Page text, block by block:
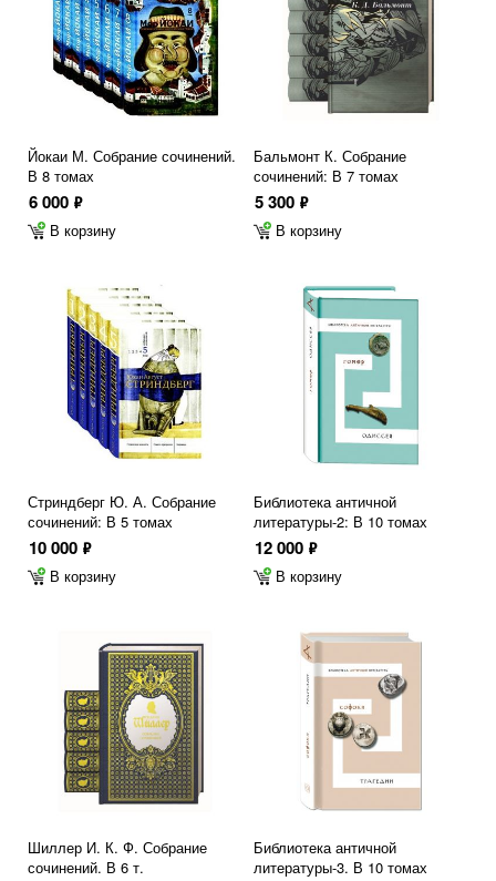
Йокаи М. Собрание сочинений.
В 8 томах
6 000 ф
В корзину
Бальмонт К. Собрание
сочинений: В 7 томах
5 300 ф
В корзину
Стриндберг Ю. А. Собрание
сочинений: В 5 томах
10 000 ф
В корзину
Библиотека античной
литературы-2: В 10 томах
12 000 ф
В корзину
Шиллер И. К. Ф. Собрание
сочинений. В 6 т.
Библиотека античной
литературы-3. В 10 томах